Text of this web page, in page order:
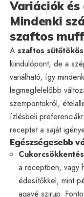
Variációk
Mindenki
szaftos
A szaftos
kiindulópont, de a
variálható, így
legmegfelelőbb
szempontokról,
ízlésbeli
receptet a saját
Egészségesebb
a receptben, vagy
édesítőkkel, mint
agavé szirup.